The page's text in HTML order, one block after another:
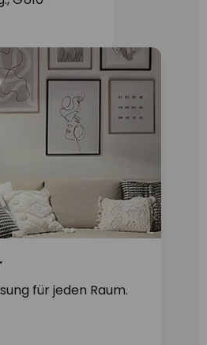
für jeden Raum.